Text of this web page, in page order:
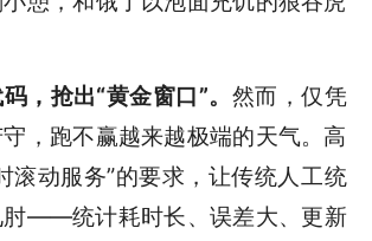
， 抢出“黄金窗口”。 然而，仅凭
，跑不赢越来越极端的天气。高
滚动服务”的要求，让传统人工统
肘——统计耗时长、误差大、更新